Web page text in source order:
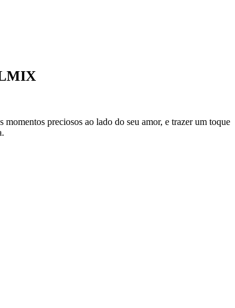
preciosos ao lado do seu amor, e trazer um toque